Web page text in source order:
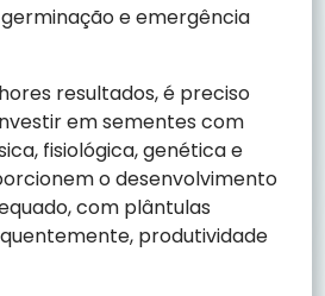
e emergência
resultados, é preciso
em sementes com
fisiológica, genética e
o desenvolvimento
com plântulas
produtividade